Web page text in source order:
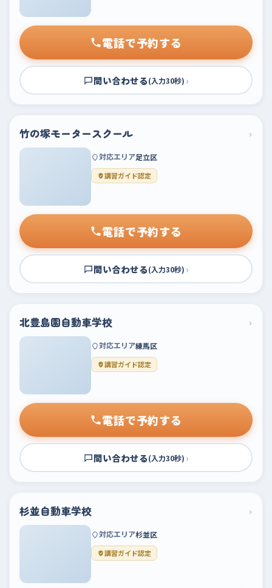
電話で予約する
問い合わせる(入力30秒) ›
竹の塚モータースクール ›
対応エリア足立区
講習ガイド認定
電話で予約する
問い合わせる(入力30秒) ›
北豊島園自動車学校 ›
対応エリア練馬区
講習ガイド認定
電話で予約する
問い合わせる(入力30秒) ›
杉並自動車学校 ›
対応エリア杉並区
講習ガイド認定